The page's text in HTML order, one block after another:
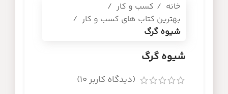
خانه
کسب و کار
بهترین کتاب های کسب و کار
شیوه گرگ
شیوه گرگ
(دیدگاه کاربر10
)